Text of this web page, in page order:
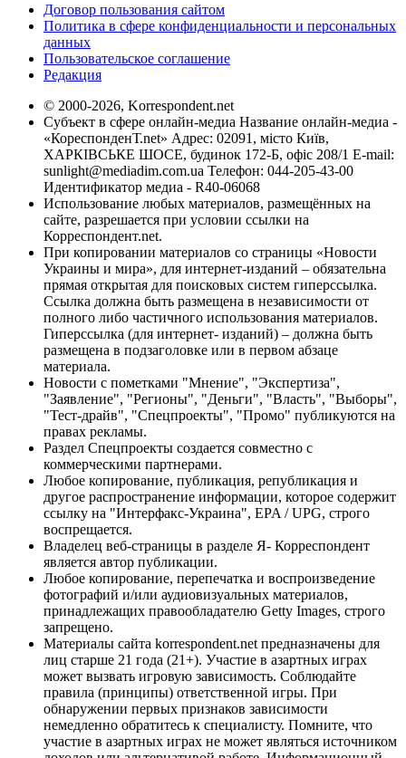
Договор пользования сайтом
Политика в сфере конфиденциальности и персональных
данных
Пользовательское соглашение
Редакция
© 2000-2026, Korrespondent.net
Субъект в сфере онлайн-медиа Название онлайн-медиа -
«КореспонденТ.net» Адрес: 02091, місто Київ,
ХАРКІВСЬКЕ ШОСЕ, будинок 172-Б, офіс 208/1 E-mail:
sunlight@mediadim.com.ua Телефон: 044-205-43-00
Идентификатор медиа - R40-06068
Использование любых материалов, размещённых на
сайте, разрешается при условии ссылки на
Корреспондент.net.
При копировании материалов со страницы «Новости
Украины и мира», для интернет-изданий – обязательна
прямая открытая для поисковых систем гиперссылка.
Ссылка должна быть размещена в независимости от
полного либо частичного использования материалов.
Гиперссылка (для интернет- изданий) – должна быть
размещена в подзаголовке или в первом абзаце
материала.
Новости с пометками "Мнение", "Экспертиза",
"Заявление", "Регионы", "Деньги", "Власть", "Выборы",
"Тест-драйв", "Спецпроекты", "Промо" публикуются на
правах рекламы.
Раздел Спецпроекты создается совместно с
коммерческими партнерами.
Любое копирование, публикация, републикация и
другое распространение информации, которое содержит
ссылку на "Интерфакс-Украина", EPA / UPG, строго
воспрещается.
Владелец веб-страницы в разделе Я- Корреспондент
является автор публикации.
Любое копирование, перепечатка и воспроизведение
фотографий и/или аудиовизуальных материалов,
принадлежащих правообладателю Getty Images, строго
запрещено.
Материалы сайта korrespondent.net предназначены для
лиц старше 21 года (21+). Участие в азартных играх
может вызвать игровую зависимость. Соблюдайте
правила (принципы) ответственной игры. При
обнаружении первых признаков зависимости
немедленно обратитесь к специалисту. Помните, что
участие в азартных играх не может являться источником